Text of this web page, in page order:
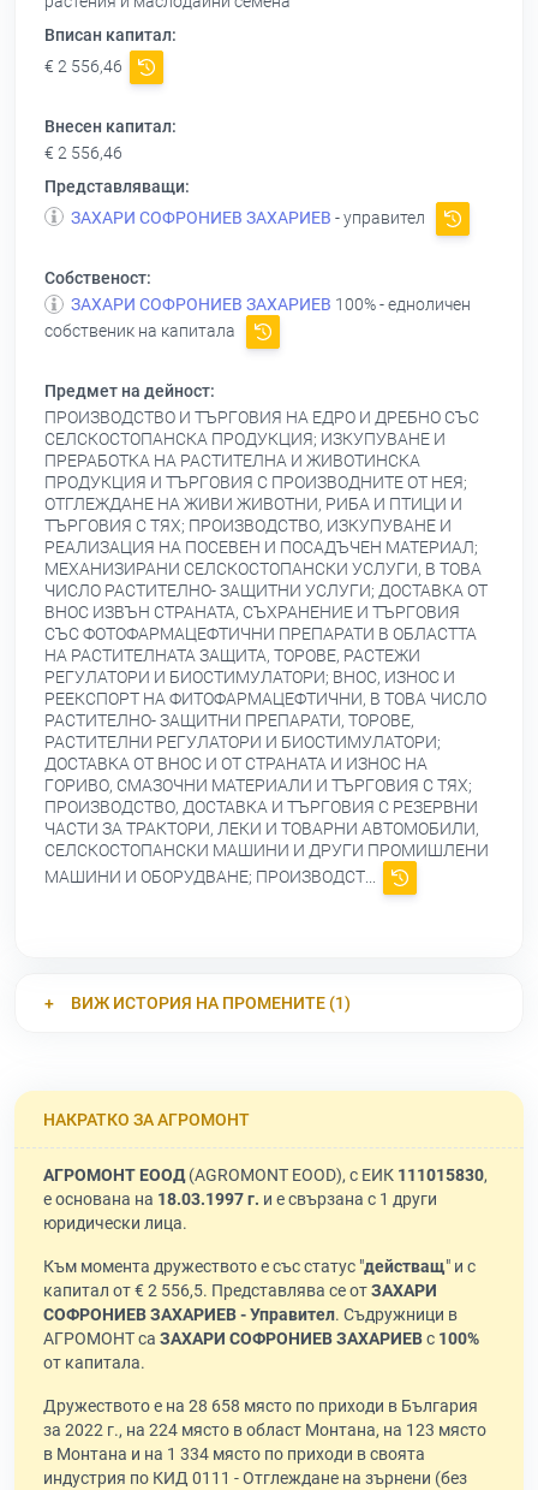
Вписан капитал:
€ 2 556,46
Внесен капитал:
€ 2 556,46
Представляващи:
ЗАХАРИ СОФРОНИЕВ ЗАХАРИЕВ - управител
Собственост:
ЗАХАРИ СОФРОНИЕВ ЗАХАРИЕВ 100% - едноличен
собственик на капитала
Предмет на дейност:
ПРОИЗВОДСТВО И ТЪРГОВИЯ НА ЕДРО И ДРЕБНО СЪС
СЕЛСКОСТОПАНСКА ПРОДУКЦИЯ; ИЗКУПУВАНЕ И
ПРЕРАБОТКА НА РАСТИТЕЛНА И ЖИВОТИНСКА
ПРОДУКЦИЯ И ТЪРГОВИЯ С ПРОИЗВОДНИТЕ ОТ НЕЯ;
ОТГЛЕЖДАНЕ НА ЖИВИ ЖИВОТНИ, РИБА И ПТИЦИ И
ТЪРГОВИЯ С ТЯХ; ПРОИЗВОДСТВО, ИЗКУПУВАНЕ И
РЕАЛИЗАЦИЯ НА ПОСЕВЕН И ПОСАДЪЧЕН МАТЕРИАЛ;
МЕХАНИЗИРАНИ СЕЛСКОСТОПАНСКИ УСЛУГИ, В ТОВА
ЧИСЛО РАСТИТЕЛНО- ЗАЩИТНИ УСЛУГИ; ДОСТАВКА ОТ
ВНОС ИЗВЪН СТРАНАТА, СЪХРАНЕНИЕ И ТЪРГОВИЯ
СЪС ФОТОФАРМАЦЕФТИЧНИ ПРЕПАРАТИ В ОБЛАСТТА
НА РАСТИТЕЛНАТА ЗАЩИТА, ТОРОВЕ, РАСТЕЖИ
РЕГУЛАТОРИ И БИОСТИМУЛАТОРИ; ВНОС, ИЗНОС И
РЕЕКСПОРТ НА ФИТОФАРМАЦЕФТИЧНИ, В ТОВА ЧИСЛО
РАСТИТЕЛНО- ЗАЩИТНИ ПРЕПАРАТИ, ТОРОВЕ,
РАСТИТЕЛНИ РЕГУЛАТОРИ И БИОСТИМУЛАТОРИ;
ДОСТАВКА ОТ ВНОС И ОТ СТРАНАТА И ИЗНОС НА
ГОРИВО, СМАЗОЧНИ МАТЕРИАЛИ И ТЪРГОВИЯ С ТЯХ;
ПРОИЗВОДСТВО, ДОСТАВКА И ТЪРГОВИЯ С РЕЗЕРВНИ
ЧАСТИ ЗА ТРАКТОРИ, ЛЕКИ И ТОВАРНИ АВТОМОБИЛИ,
СЕЛСКОСТОПАНСКИ МАШИНИ И ДРУГИ ПРОМИШЛЕНИ
МАШИНИ И ОБОРУДВАНЕ; ПРОИЗВОДСТ...
ВИЖ ИСТОРИЯ НА ПРОМЕНИТЕ (1)
НАКРАТКО ЗА АГРОМОНТ
АГРОМОНТ ЕООД(AGROMONT EOOD), с ЕИК 111015830,
е основана на 18.03.1997 г. и е свързана с 1 други
юридически лица.
Към момента дружеството е със статус "действащ" и с
капитал от € 2 556,5. Представлява се отЗАХАРИ
СОФРОНИЕВ ЗАХАРИЕВ - Управител. Съдружници в
АГРОМОНТ са ЗАХАРИ СОФРОНИЕВ ЗАХАРИЕВс 100%
от капитала.
Дружеството е на 28 658 място по приходи в България
за 2022 г., на 224 място в област Монтана, на 123 място
в Монтана и на 1 334 място по приходи в своята
индустрия по КИД 0111 - Отглеждане на зърнени (без